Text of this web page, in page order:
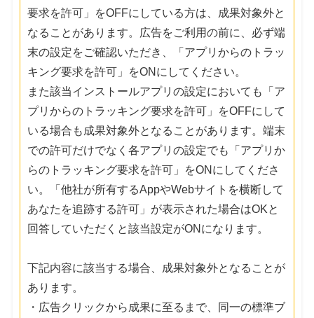
要求を許可」をOFFにしている方は、成果対象外と
なることがあります。広告をご利用の前に、必ず端
末の設定をご確認いただき、「アプリからのトラッ
キング要求を許可」をONにしてください。
また該当インストールアプリの設定においても「ア
プリからのトラッキング要求を許可」をOFFにして
いる場合も成果対象外となることがあります。端末
での許可だけでなく各アプリの設定でも「アプリか
らのトラッキング要求を許可」をONにしてくださ
い。「他社が所有するAppやWebサイトを横断して
あなたを追跡する許可」が表示された場合はOKと
回答していただくと該当設定がONになります。
下記内容に該当する場合、成果対象外となることが
あります。
・広告クリックから成果に至るまで、同一の標準ブ